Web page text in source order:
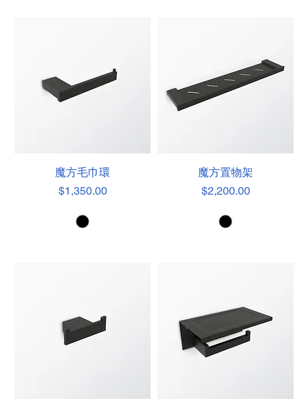
魔方毛巾環
價格
$1,350.00
魔方置物架
價格
$2,200.00